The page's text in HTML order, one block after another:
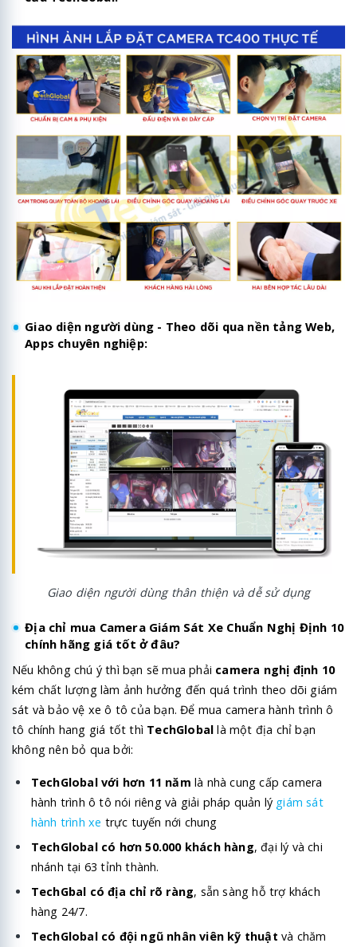
Giao diện người dùng - Theo dõi qua nền tảng Web,
Apps chuyên nghiệp:
Giao diện người dùng thân thiện và dễ sử dụng
Địa chỉ mua Camera Giám Sát Xe Chuẩn Nghị Định 10
chính hãng giá tốt ở đâu?
Nếu không chú ý thì bạn sẽ mua phải camera nghị định 10
kém chất lượng làm ảnh hưởng đến quá trình theo dõi giám
sát và bảo vệ xe ô tô của bạn. Để mua camera hành trình ô
tô chính hang giá tốt thì TechGlobal là một địa chỉ bạn
không nên bỏ qua bởi:
TechGlobal với hơn 11 năm là nhà cung cấp camera
hành trình ô tô nói riêng và giải pháp quản lý giám sát
hành trình xe trực tuyến nới chung
TechGlobal có hơn 50.000 khách hàng, đại lý và chi
nhánh tại 63 tỉnh thành.
TechGbal có địa chỉ rõ ràng, sẵn sàng hỗ trợ khách
hàng 24/7.
TechGlobal có đội ngũ nhân viên kỹ thuật và chăm